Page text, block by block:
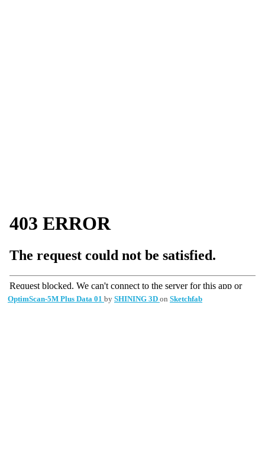
OptimScan-5M Plus Data 01 by SHINING 3D on Sketchfab